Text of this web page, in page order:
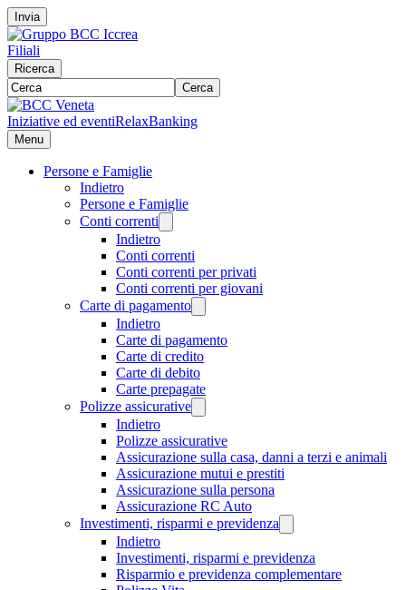
Invia
Filiali
Ricerca
Cerca
Iniziative ed eventiRelaxBanking
Menu
Persone e Famiglie
Indietro
Persone e Famiglie
Conti correnti
Indietro
Conti correnti
Conti correnti per privati
Conti correnti per giovani
Carte di pagamento
Indietro
Carte di pagamento
Carte di credito
Carte di debito
Carte prepagate
Polizze assicurative
Indietro
Polizze assicurative
Assicurazione sulla casa, danni a terzi e animali
Assicurazione mutui e prestiti
Assicurazione sulla persona
Assicurazione RC Auto
Investimenti, risparmi e previdenza
Indietro
Investimenti, risparmi e previdenza
Risparmio e previdenza complementare